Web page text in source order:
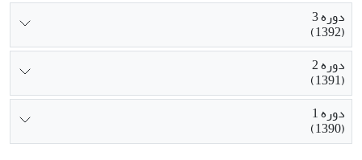
دوره 3
(1392)
دوره 2
(1391)
دوره 1
(1390)